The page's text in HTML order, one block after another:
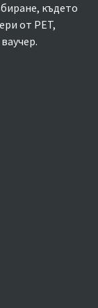
където
от PET,